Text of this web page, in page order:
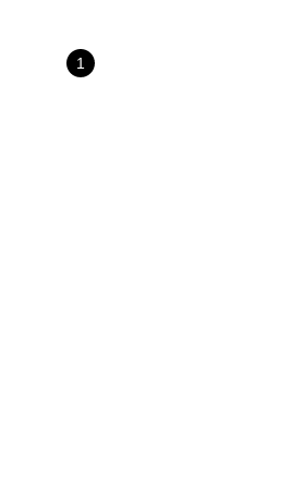
이 지배적이었지만 삼성전자 주가는 오르락내
학·서학개미’가 가장 선호한 종목은 삼성전자
장에서 개..1